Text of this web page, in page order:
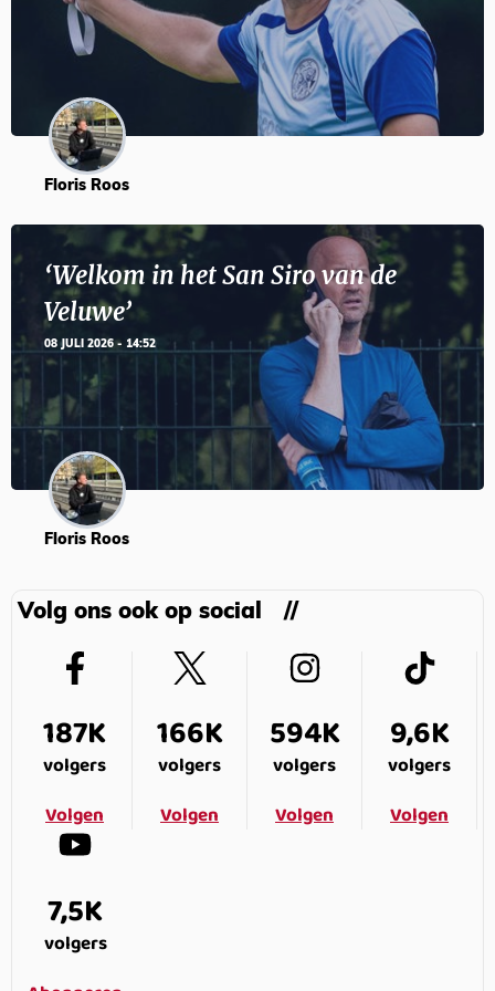
Floris Roos
‘Welkom in het San Siro van de
Veluwe’
08 JULI 2026 - 14:52
Floris Roos
Volg ons ook op social
187K
volgers
Volgen
166K
volgers
Volgen
594K
volgers
Volgen
9,6K
volgers
Volgen
7,5K
volgers